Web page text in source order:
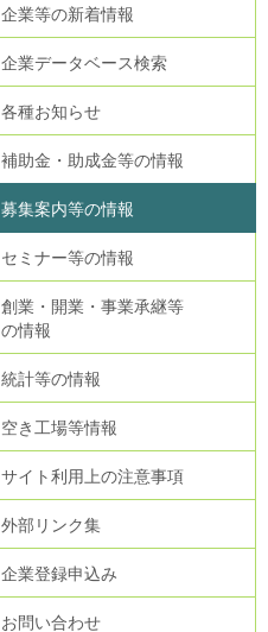
企業等の新着情報
企業データベース検索
各種お知らせ
補助金・助成金等の情報
募集案内等の情報
セミナー等の情報
創業・開業・事業承継等
の情報
統計等の情報
空き工場等情報
サイト利用上の注意事項
外部リンク集
企業登録申込み
お問い合わせ